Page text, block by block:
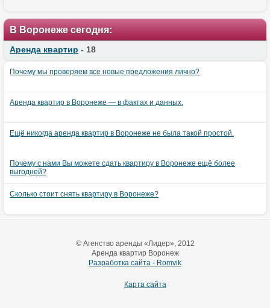
В Воронеже сегодня:
Аренда квартир - 18
Почему мы проверяем все новые предложения лично?
Аренда квартир в Воронеже — в фактах и данных.
Ещё никогда аренда квартир в Воронеже не была такой простой.
Почему с нами Вы можете сдать квартиру в Воронеже ещё более
выгодней?
Сколько стоит снять квартиру в Воронеже?
© Агенство аренды «Лидер», 2012
Аренда квартир Воронеж
Разработка сайта - Romvik
Карта сайта